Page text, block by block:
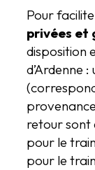
Pour
privées et
disposition
d’Ardenne
retour sont
pour le
pour le